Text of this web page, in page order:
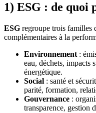
1) ESG : de quoi
ESG regroupe trois familles
complémentaires à la
Environnement :
eau, déchets, impacts
énergétique.
Social : santé et
parité, formation,
Gouvernance :
transparence, gestion